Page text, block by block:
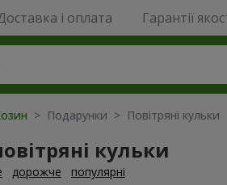
і оплата Гарантії
> Подарунки > Повітряні кульки
кульки
дорожче популярні